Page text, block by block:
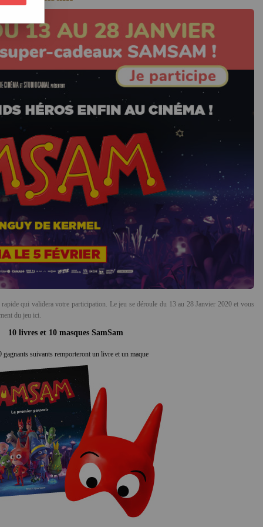
qui validera votre participation. Le jeu se déroule du 13 au 28 Janvier 2020 et vous
du jeu ici
10 livres et 10 masques SamSam
gagnants suivants remporteront un livre et un maque